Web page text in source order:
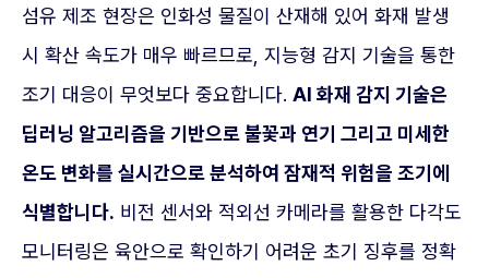
섬유 제조 현장은 인화성 물질이 산재해 있어 화재 발생
시 확산 속도가 매우 빠르므로, 지능형 감지 기술을 통한
조기 대응이 무엇보다 중요합니다. AI 화재 감지 기술은
딥러닝 알고리즘을 기반으로 불꽃과 연기 그리고 미세한
온도 변화를 실시간으로 분석하여 잠재적 위험을 조기에
식별합니다. 비전 센서와 적외선 카메라를 활용한 다각도
모니터링은 육안으로 확인하기 어려운 초기 징후를 정확